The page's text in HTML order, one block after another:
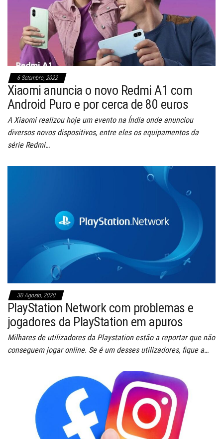
6 Setembro, 2022
Xiaomi anuncia o novo Redmi A1 com
Android Puro e por cerca de 80 euros
A Xiaomi realizou hoje um evento na Índia onde anunciou
diversos novos dispositivos, entre eles os equipamentos da
série Redmi…
30 Agosto, 2020
PlayStation Network com problemas e
jogadores da PlayStation em apuros
Milhares de utilizadores da Playstation estão a reportar que não
conseguem jogar online. Se é um desses utilizadores, fique a…